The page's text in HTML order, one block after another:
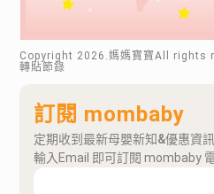
Copyright 2026 .媽媽寶寶All rights
轉貼節錄
訂閱 mombaby
定期收到最新母嬰新知&優惠資訊
輸入Email 即可訂閱 mombaby